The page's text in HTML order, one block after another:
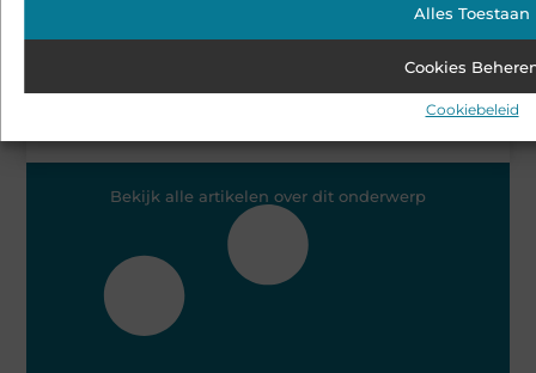
Alles Toestaan
Cookies
Cookiebeleid
Bekijk alle artikelen over dit onderwerp